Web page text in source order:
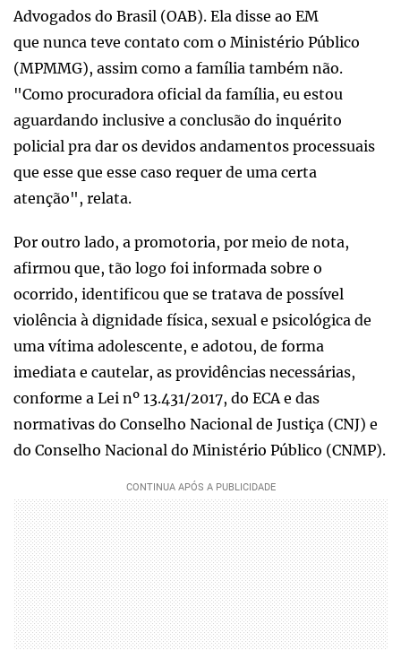
Advogados do Brasil (OAB). Ela disse ao EM
que nunca teve contato com o Ministério Público
(MPMMG), assim como a família também não.
"Como procuradora oficial da família, eu estou
aguardando inclusive a conclusão do inquérito
policial pra dar os devidos andamentos processuais
que esse que esse caso requer de uma certa
atenção", relata.
Por outro lado, a promotoria, por meio de nota,
afirmou que, tão logo foi informada sobre o
ocorrido, identificou que se tratava de possível
violência à dignidade física, sexual e psicológica de
uma vítima adolescente, e adotou, de forma
imediata e cautelar, as providências necessárias,
conforme a Lei nº 13.431/2017, do ECA e das
normativas do Conselho Nacional de Justiça (CNJ) e
do Conselho Nacional do Ministério Público (CNMP).